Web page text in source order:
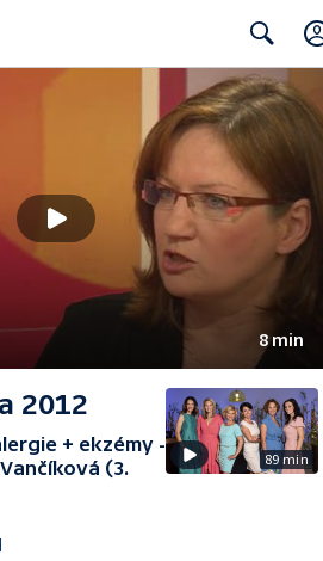
Search
8 min
2012
+ ekzémy -
(3.
89 min